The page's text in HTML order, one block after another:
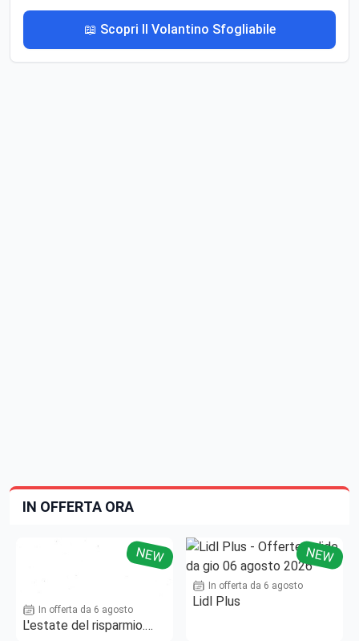
📖 Scopri Il Volantino Sfogliabile
IN OFFERTA ORA
NEW
In offerta da 6 agosto
L'estate del risparmio.
NEW
In offerta da 6 agosto
Lidl Plus